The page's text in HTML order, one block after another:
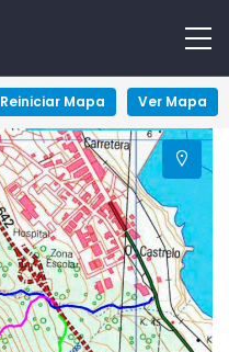
Reiniciar Mapa Ver Mapa